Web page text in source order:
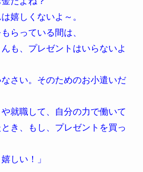
嬉しくないよ～。
らっている間は、
も、プレゼントはいらないよ
さい。そのためのお小遣いだ
就職して、自分の力で働いて
き、もし、プレゼントを買っ
しい！」